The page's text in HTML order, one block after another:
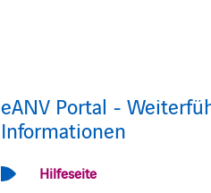
eANV Portal -
Informationen
Hilfeseite